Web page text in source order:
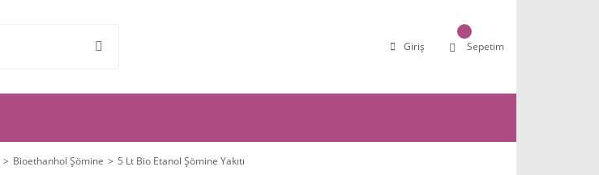
Giriş Sepetim
Bioethanhol Şömine 5 Lt Bio Etanol Şömine Yakıtı